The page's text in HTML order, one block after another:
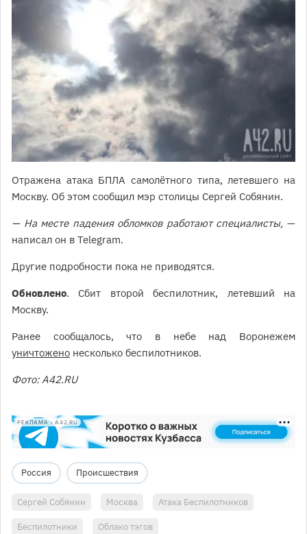
Отражена атака БПЛА самолётного типа, летевшего на
Москву. Об этом сообщил мэр столицы Сергей Собянин.
— На месте падения обломков работают специалисты, —
написал он в Telegram.
Другие подробности пока не приводятся.
Обновлено. Сбит второй беспилотник, летевший на
Москву.
Ранее сообщалось, что в небе над Воронежем
уничтожено несколько беспилотников.
Фото: А42.RU
РЕКЛАМА • A42.RU
Россия Происшествия
Сергей Собянин Москва Атака Беспилотников
Беспилотники Облако тэгов